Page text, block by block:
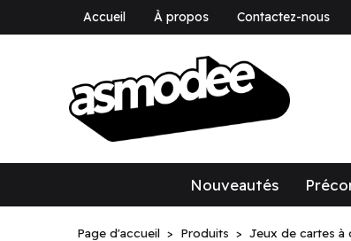
Accueil À propos Contactez-nous
Nouveautés
Page d'accueil Produits Jeux de cartes à